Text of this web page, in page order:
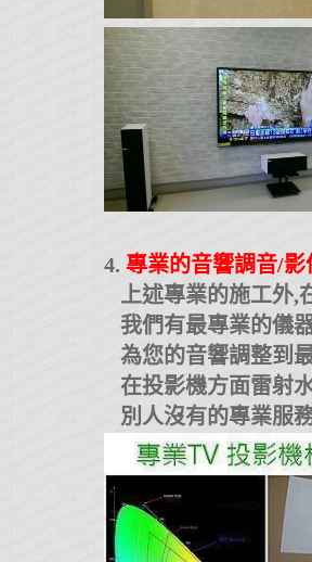
4. 專業的音響調音/影
上述專業的施工外,
我們有最專業的儀
為您的音響調整到
在投影機方面雷射
別人沒有的專業服